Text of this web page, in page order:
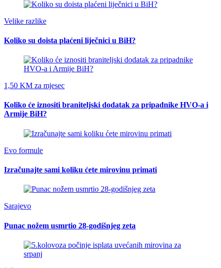
Velike razlike
Koliko su doista plaćeni liječnici u BiH?
1,50 KM za mjesec
Koliko će iznositi braniteljski dodatak za pripadnike HVO-a i
Armije BiH?
Evo formule
Izračunajte sami koliku ćete mirovinu primati
Sarajevo
Punac nožem usmrtio 28-godišnjeg zeta